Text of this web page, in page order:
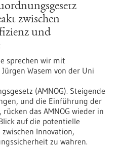
zwischen
und
sprechen wir mit
Wasem von der Uni
(AMNOG). Steigende
und die Einführung der
das AMNOG wieder in
auf die potentielle
Innovation,
zu wahren.